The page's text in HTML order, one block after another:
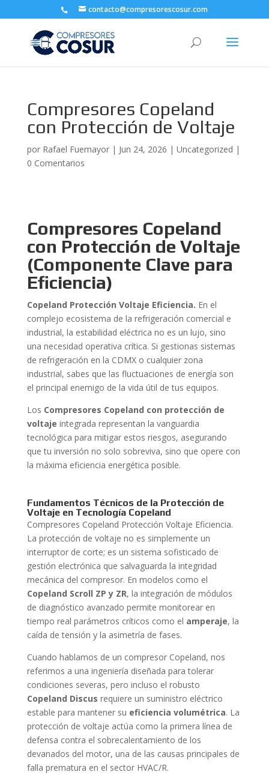
contacto@compresorescosur.com
Compresores Copeland
con Protección de Voltaje
por Rafael Fuemayor| Jun 24, 2026 | Uncategorized |
0 Comentarios
Compresores Copeland
con Protección de Voltaje
(Componente Clave para
Eficiencia)
Copeland Protección Voltaje Eficiencia. En el
complejo ecosistema de la refrigeración comercial e
industrial, la estabilidad eléctrica no es un lujo, sino
una necesidad operativa crítica. Si gestionas sistemas
de refrigeración en la CDMX o cualquier zona
industrial, sabes que las fluctuaciones de energía son
el principal enemigo de la vida útil de tus equipos.
Los Compresores Copeland con protección de
voltaje integrada representan la vanguardia
tecnológica para mitigar estos riesgos, asegurando
que tu inversión no solo sobreviva, sino que opere con
la máxima eficiencia energética posible.
Fundamentos Técnicos de la Protección de
Voltaje en Tecnología Copeland
Compresores Copeland Protección Voltaje Eficiencia.
La protección de voltaje no es simplemente un
interruptor de corte; es un sistema sofisticado de
gestión electrónica que salvaguarda la integridad
mecánica del compresor. En modelos como el
Copeland Scroll ZP y ZR, la integración de módulos
de diagnóstico avanzado permite monitorear en
tiempo real parámetros críticos como el amperaje, la
caída de tensión y la asimetría de fases.
Cuando hablamos de un compresor Copeland, nos
referimos a una ingeniería diseñada para tolerar
condiciones severas, pero incluso el robusto
Copeland Discus requiere un suministro eléctrico
estable para mantener su eficiencia volumétrica. La
protección de voltaje actúa como la primera línea de
defensa contra el sobrecalentamiento de los
devanados del motor, una de las causas principales de
falla prematura en el sector HVAC/R.